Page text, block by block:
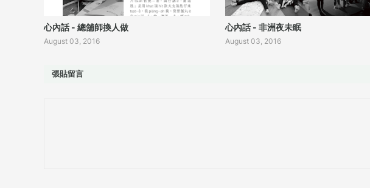
心內話 - 總舖師換人做
August 03, 2016
心內話 - 非洲夜未眠
August 03, 2016
張貼留言